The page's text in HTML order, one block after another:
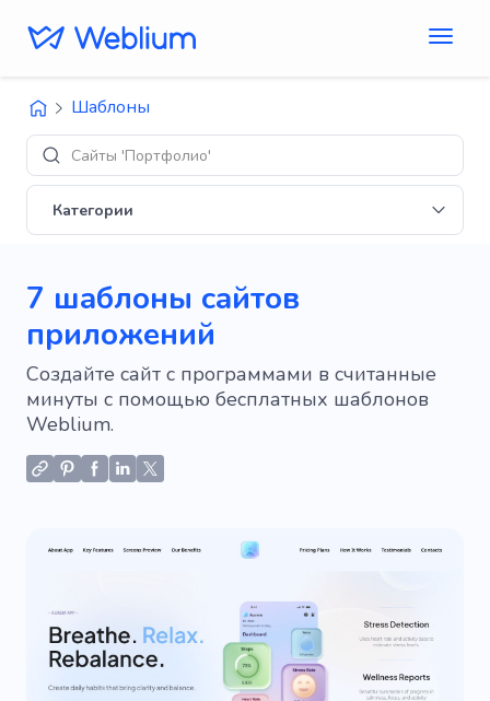
Шаблоны
Диза
Категории
7 шаблоны сайтов
приложений
Создайте сайт с программами в считанные
минуты с помощью бесплатных шаблонов
Weblium.